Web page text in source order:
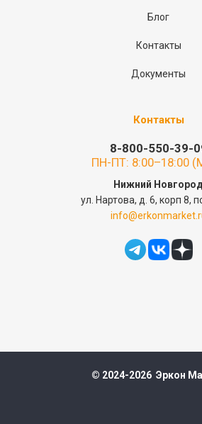
Блог
Контакты
Документы
Контакты
8-800-550-39-
ПН-ПТ: 8:00–18:00
Нижний Новгород
ул. Нартова, д. 6, корп 8,
© 2024-2026 Эркон